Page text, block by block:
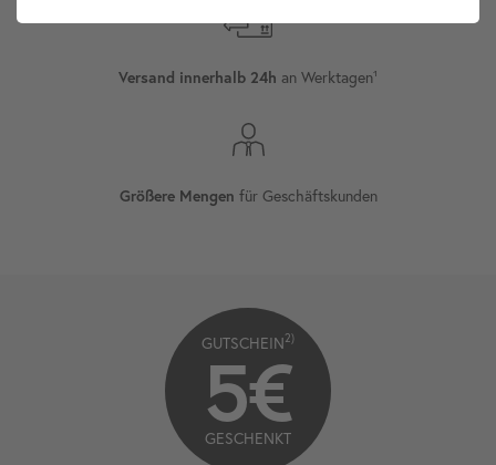
Versand innerhalb 24h an Werktagen¹
Größere Mengen für Geschäftskunden
GUTSCHEIN2)
5€
GESCHENKT